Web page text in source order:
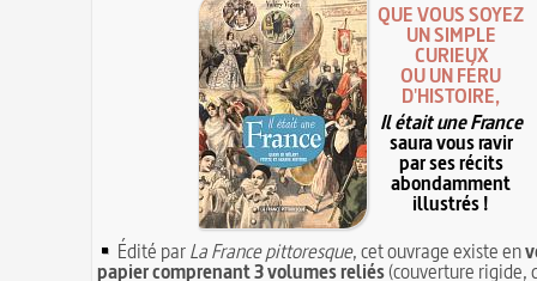
QUE VOUS SOYEZ
UN SIMPLE
CURIEUX
OU UN FÉRU
D'HISTOIRE,
Il était une France
saura vous ravir
par ses récits
abondamment
illustrés !
Édité parLa France pittoresque, cet ouvrage existe en
papier comprenant 3 volumes reliés(couverture rigide,